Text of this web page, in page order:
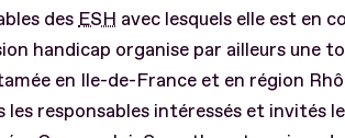
des ESH avec lesquels elle est en
handicap organise par ailleurs une
en Ile-de-France et en région
les responsables intéressés et invités